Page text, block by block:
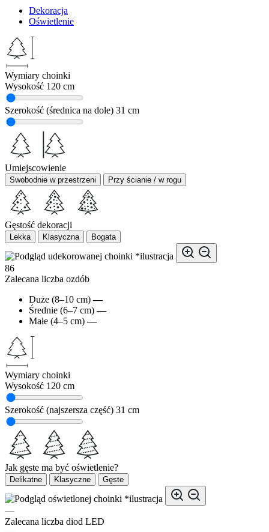
Dekoracja
Oświetlenie
Wymiary choinki
Wysokość 120 cm
Szerokość (średnica na dole) 31 cm
Umiejscowienie
Swobodnie w przestrzeni Przy ścianie / w rogu
Gęstość dekoracji
Lekka Klasyczna Bogata
*ilustracja
86
Zalecana liczba ozdób
Duże (8–10 cm) —
Średnie (6–7 cm) —
Małe (4–5 cm) —
Wymiary choinki
Wysokość 120 cm
Szerokość (najszersza część) 31 cm
Jak gęste ma być oświetlenie?
Delikatne Klasyczne Gęste
*ilustracja
—
Zalecana liczba diod LED